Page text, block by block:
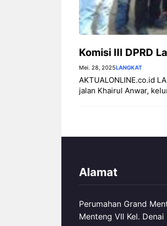
Komisi III DPRD
Mei. 28, 2025LANGKAT
AKTUALONLINE.co.id
jalan Khairul Anwar,
Alamat
Perumahan Grand
Menteng VII Kel.